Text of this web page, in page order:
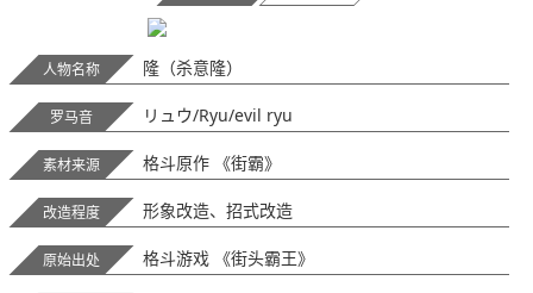
人物名称 隆（杀意隆）
罗马音 リュウ/Ryu/evil ryu
素材来源 格斗原作 《街霸》
改造程度 形象改造、招式改造
原始出处 格斗游戏 《街头霸王》